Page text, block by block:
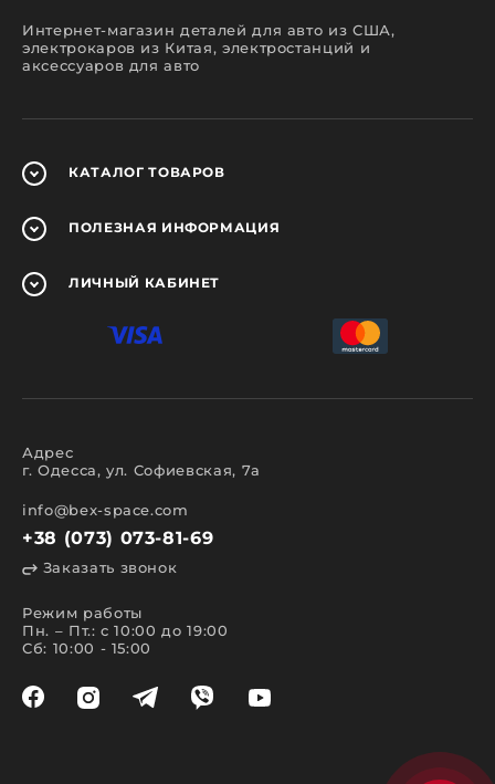
Интернет-магазин деталей для авто из США,
электрокаров из Китая, электростанций и
аксессуаров для авто
КАТАЛОГ ТОВАРОВ
ПОЛЕЗНАЯ ИНФОРМАЦИЯ
ЛИЧНЫЙ КАБИНЕТ
Адрес
г. Одесса, ул. Софиевская, 7а
info@bex-space.com
+38 (073) 073-81-69
Заказать звонок
Режим работы
Пн. – Пт.: с 10:00 до 19:00
Сб: 10:00 - 15:00